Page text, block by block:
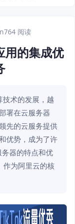
764 阅读
用的集成优
术的发展，越
署在云服务器
先的云服务提供
优势，成为了许
器的特点和优
作为阿里云的核